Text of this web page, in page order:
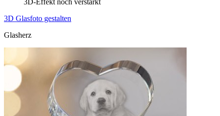
3D-Effekt noch verstärkt
3D Glasfoto gestalten
Glasherz